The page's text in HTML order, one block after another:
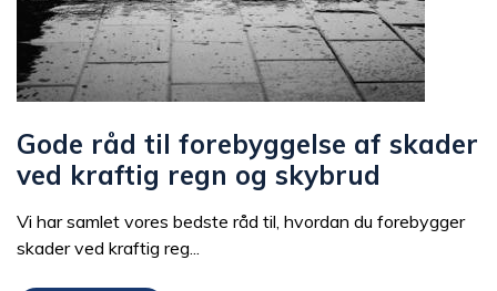
Gode råd til forebyggelse af skader
ved kraftig regn og skybrud
Vi har samlet vores bedste råd til, hvordan du forebygger
skader ved kraftig reg...